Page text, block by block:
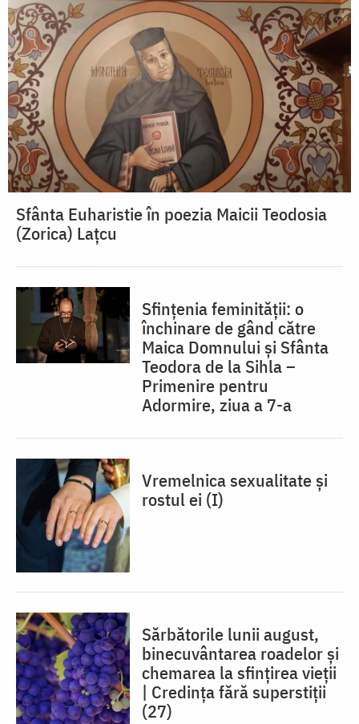
Sfânta Euharistie în poezia Maicii Teodosia
(Zorica) Lațcu
Sfințenia feminității: o
închinare de gând către
Maica Domnului și Sfânta
Teodora de la Sihla –
Primenire pentru
Adormire, ziua a 7-a
Vremelnica sexualitate și
rostul ei (I)
Sărbătorile lunii august,
binecuvântarea roadelor și
chemarea la sfințirea vieții
| Credința fără superstiții
(27)